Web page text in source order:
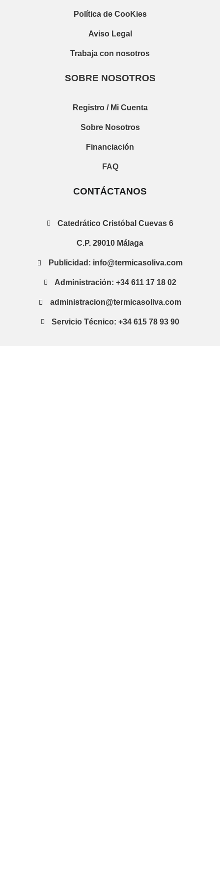
Política de CooKies
Aviso Legal
Trabaja con nosotros
SOBRE NOSOTROS
Registro / Mi Cuenta
Sobre Nosotros
Financiación
FAQ
CONTÁCTANOS
Catedrático Cristóbal Cuevas 6
C.P. 29010 Málaga
Publicidad: info@termicasoliva.com
Administración: +34 611 17 18 02
administracion@termicasoliva.com
Servicio Técnico: +34 615 78 93 90